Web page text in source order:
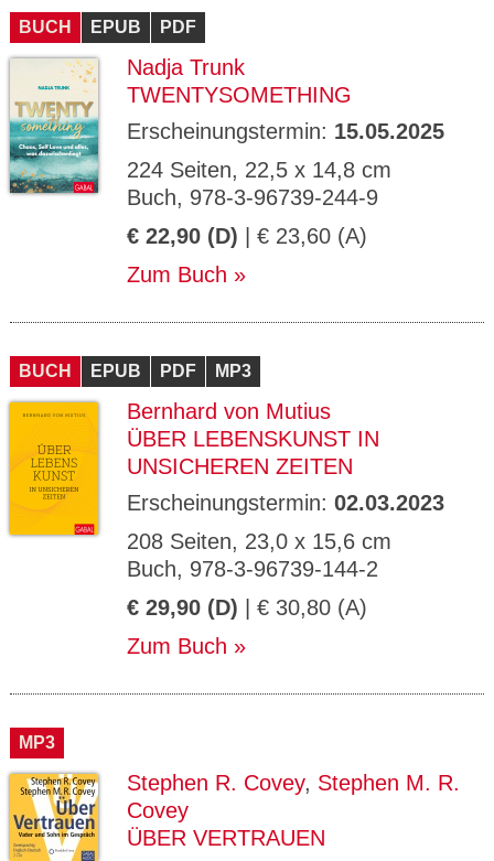
BUCH EPUB PDF
Nadja Trunk
TWENTYSOMETHING
Erscheinungstermin: 15.05.2025
224 Seiten, 22,5 x 14,8 cm
Buch, 978-3-96739-244-9
€ 22,90 (D) | € 23,60 (A)
Zum Buch
BUCH EPUB PDF MP3
Bernhard von Mutius
ÜBER LEBENSKUNST IN
UNSICHEREN ZEITEN
Erscheinungstermin: 02.03.2023
208 Seiten, 23,0 x 15,6 cm
Buch, 978-3-96739-144-2
€ 29,90 (D) | € 30,80 (A)
Zum Buch
MP3
Stephen R. Covey, Stephen M. R.
Covey
ÜBER VERTRAUEN
ESSION
_ID
verlag.
de
Session verwendet
GV_CO
OKIES
gabal-
Speichert den Zustimmungsstatus des
Benutzers für Cookies auf der aktuellen
Domäne.